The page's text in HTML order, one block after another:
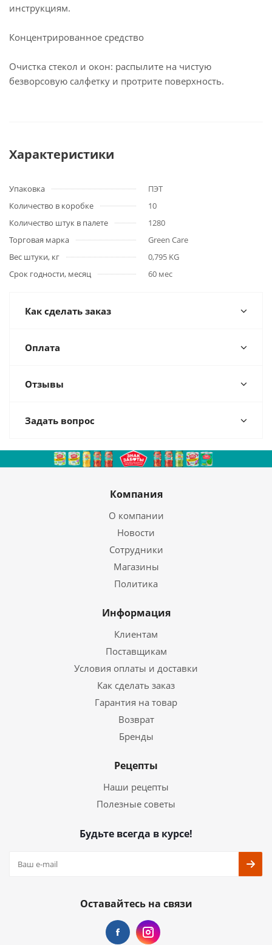
инструкциям.
Концентрированное средство
Очистка стекол и окон: распылите на чистую
безворсовую салфетку и протрите поверхность.
Характеристики
Упаковка
ПЭТ
Количество в коробке
10
Количество штук в палете
1280
Торговая марка
Green Care
Вес штуки, кг
0,795 KG
Срок годности, месяц
60 мес
Как сделать заказ
Оплата
Отзывы
Задать вопрос
Компания
О компании
Новости
Сотрудники
Магазины
Политика
Информация
Клиентам
Поставщикам
Условия оплаты и доставки
Как сделать заказ
Гарантия на товар
Возврат
Бренды
Рецепты
Наши рецепты
Полезные советы
Будьте всегда в курсе!
Оставайтесь на связи